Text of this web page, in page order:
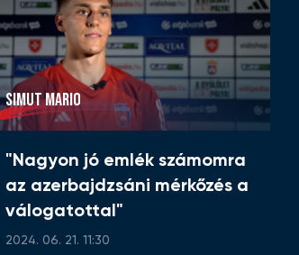
SIMUT MARIO
"Nagyon jó emlék számomra
az azerbajdzsáni mérkőzés a
válogatottal"
2024. 06. 21. 11:30